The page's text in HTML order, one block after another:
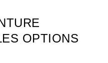
OPTIONS